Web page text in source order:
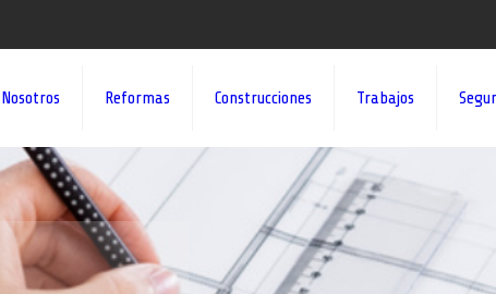
Nosotros Reformas Construcciones Trabajos
¡¡DAMOS